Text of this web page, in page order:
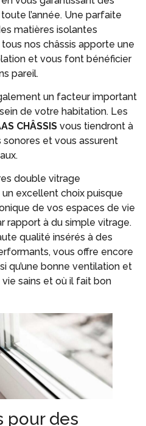
l’année. Une parfaite
matières isolantes
nos châssis apporte une
et vous font bénéficier
pareil.
un facteur important
de votre habitation. Les
CHÂSSIS vous tiendront à
sonores et vous assurent
double vitrage
excellent choix puisque
de vos espaces de vie
rapport à du simple vitrage.
qualité insérés à des
vous offre encore
qu’une bonne ventilation et
sains et où il fait bon
pour des